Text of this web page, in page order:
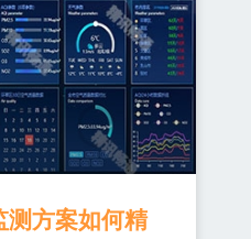
测方案如何精